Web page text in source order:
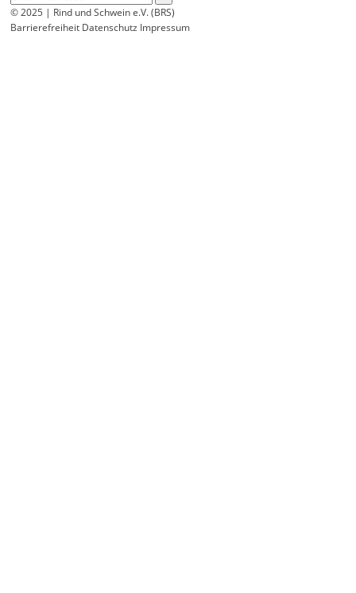
© 2025 | Rind und Schwein e.V. (BRS)
Barrierefreiheit Datenschutz Impressum